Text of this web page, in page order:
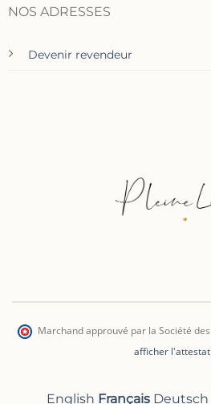
NOS ADRESSES
Devenir revendeur
Marchand approuvé par la Société
afficher
English Français Deutsch